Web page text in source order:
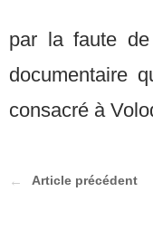
par la faute
documentaire
consacré à
Article précédent